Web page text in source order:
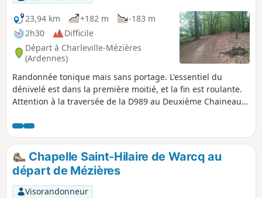
23,94 km
+182 m
-183 m
2h30
Difficile
Départ à Charleville-Mézières
(Ardennes)
Randonnée tonique mais sans portage. L'essentiel du
dénivelé est dans la première moitié, et la fin est roulante.
Attention à la traversée de la D989 au Deuxième Chaineau,
Chapelle Saint-Hilaire de Warcq au
départ de Mézières
Visorandonneur